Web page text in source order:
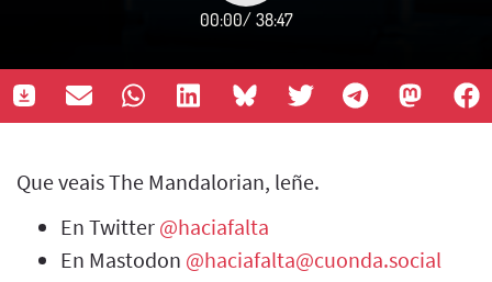
00:00/ 38:47
Que veais The Mandalorian, leñe.
En Twitter @haciafalta
En Mastodon @haciafalta@cuonda.social